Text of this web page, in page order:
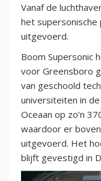
Vanaf de
het
uitgevoerd.
Boom Supersonic
voor Greensboro
van geschoold
universiteiten in
Oceaan op zo’n
waardoor er
uitgevoerd. Het
blijft gevestigd in